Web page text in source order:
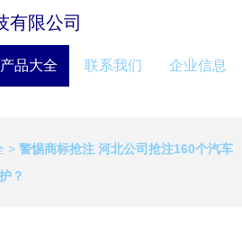
有限公司
产品大全 联系我们 企业信息
> 警惕商标抢注 河北公司抢注160个汽车
？